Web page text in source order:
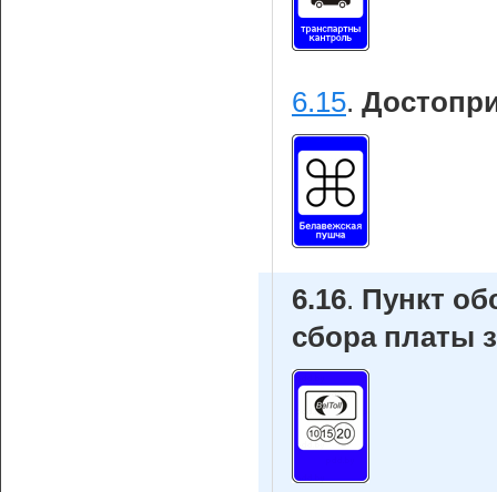
6.15.
6.16. Пункт
сбора платы